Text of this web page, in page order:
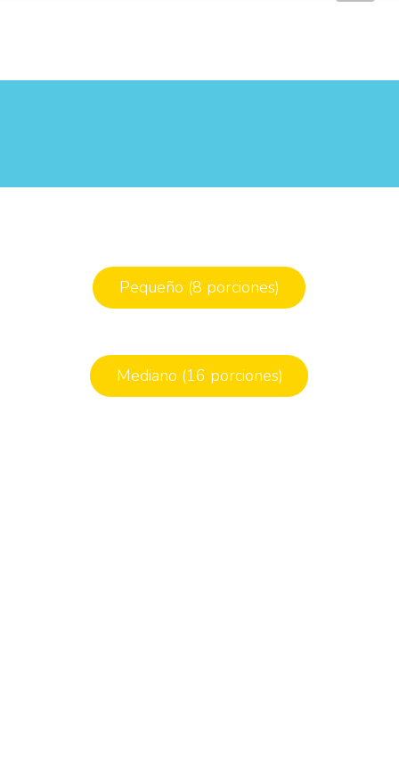
Pequeño (8 porciones)
Mediano (16 porciones)